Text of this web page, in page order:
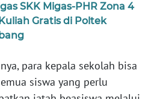
SKK Migas-PHR Zona 4
Gratis di Poltek
para kepala sekolah bisa
siswa yang perlu